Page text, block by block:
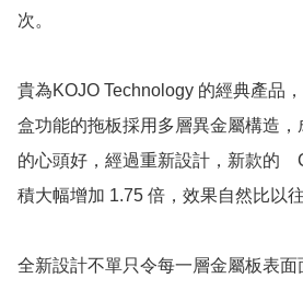
次。
貴為KOJO Technology 的經典產品
盒功能的拖板採用多層異金屬構造
的心頭好，經過重新設計，新款的
積大幅增加 1.75 倍，效果自然比以
全新設計不單只令每一層金屬板表